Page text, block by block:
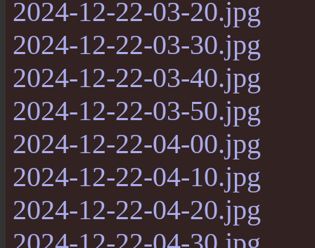
2024-12-22-03-20.jpg
2024-12-22-03-30.jpg
2024-12-22-03-40.jpg
2024-12-22-03-50.jpg
2024-12-22-04-00.jpg
2024-12-22-04-10.jpg
2024-12-22-04-20.jpg